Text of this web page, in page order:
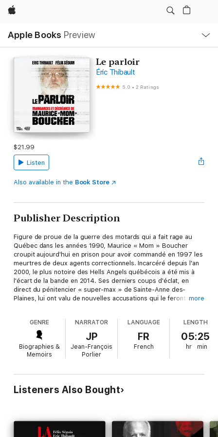
Apple
Apple Books Preview
Nav
Open
Menu
Le parloir
Éric Thibault
5.0 •2 Ratings
$21.99
Listen
Also available in the Book Store
Publisher Description
Figure de proue de la guerre des motards qui a fait rage au
Québec dans les années 1990, Maurice « Mom » Boucher
croupit aujourd'hui en prison pour avoir commandé en 1997 les
meurtres de deux agents correctionnels. Incarcéré depuis l'an
2000, le plus notoire des Hells Angels québécois a été mis à
l'écart de la bande en 2014. Ses derniers coups d'éclat, en
direct du pénitencier « super-max » de Sainte-Anne des-
Plaines, lui ont valu de nouvelles accusations qui le feront
Boucher n'est pas seul à faire face à la justice pour ce crime :
sa propre fille est au cœur de l'enquête.
Ce livre raconte de quelle façon les manigances du plus influent
criminel québécois des trente dernières années l'ont mené à sa
les différentes factions du crime organisé.
more
GENRE
Biographies &
Memoirs
NARRATOR
JP
Jean-François
Porlier
LANGUAGE
FR
French
LENGTH
05:25
hr min
Listeners Also Bought